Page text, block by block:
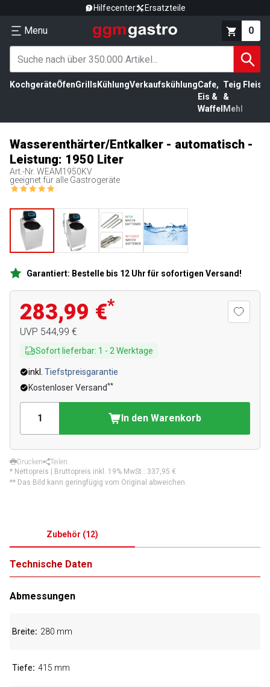
Hilfecenter Ersatzteile
Menu 0
KochgeräteÖfenGrills KühlungVerkaufskühlungCafe,
Eis &
Waffel
Teig
&
Mehl
Wasserenthärter/Entkalker - automatisch -
Leistung: 1950 Liter
Art.-Nr. WEAM1950KV
geeignet für alle Gastrogeräte
Garantiert: Bestelle bis 12 Uhr für sofortigen Versand!
283,99 €*
UVP 544,99 €
Sofort lieferbar: 1 - 2 Werktage
inkl. Tiefstpreisgarantie
Kostenloser Versand**
In den Warenkorb
Drucken
Teilen
* Nettopreis | Bruttopreis inkl. 19% MwSt.: 337,95 €
** Das Bild kann geringfügig vom Original abweichen.
Zubehör (12)
Technische Daten
Abmessungen
Breite 280 mm
Tiefe 415 mm